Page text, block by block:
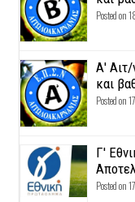
Posted on
Α' Αιτ/
και
Posted on
Γ'
Posted on